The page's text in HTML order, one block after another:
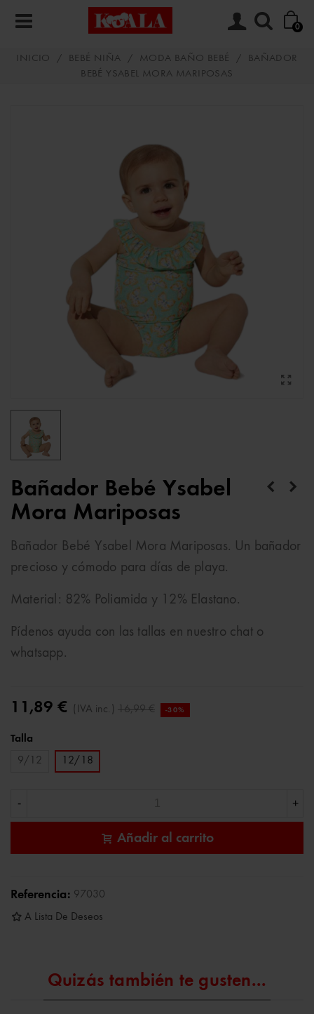
0
INICIO / BEBÉ NIÑA / MODA BAÑO BEBÉ /
BAÑADOR
BEBÉ YSABEL MORA MARIPOSAS
Bañador Bebé Ysabel
Mora Mariposas
Bañador Bebé Ysabel Mora Mariposas. Un bañador
precioso y cómodo para días de playa.
Material: 82% Poliamida y 12% Elastano.
Pídenos ayuda con las tallas en nuestro chat o
whatsapp.
11,89 € (IVA inc.) 16,99 € -30%
Talla
9/12
12/18
- +
Añadir al carrito
Referencia: 97030
A Lista De Deseos
Quizás también te gusten...